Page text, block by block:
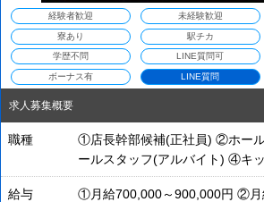
経験者歓迎 未経験歓迎
寮あり 駅チカ
学歴不問 LINE質問可
ボーナス有 LINE質問
求人募集概要
職種
①店長幹部候補(正社員) ②ホー
ールスタッフ(アルバイト) ④キ
給与
①月給700,000～900,000円 ②